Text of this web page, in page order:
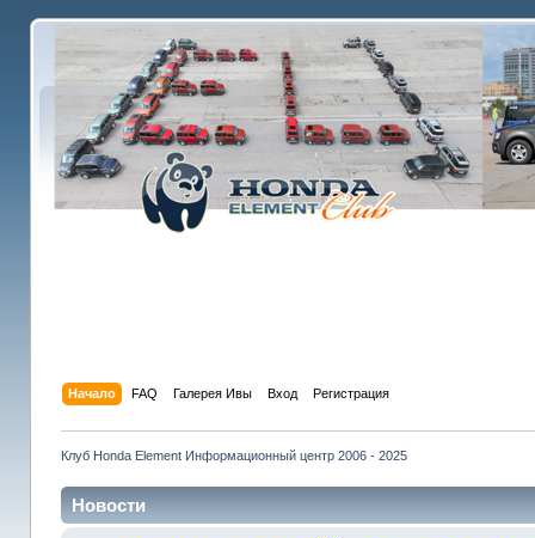
Начало FAQ Галерея Ивы Вход Регистрация
Клуб Honda Element Информационный центр 2006 - 2025
Новости